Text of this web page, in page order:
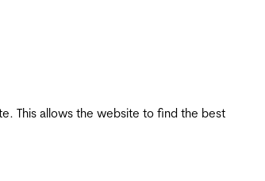
This allows the website to find the best